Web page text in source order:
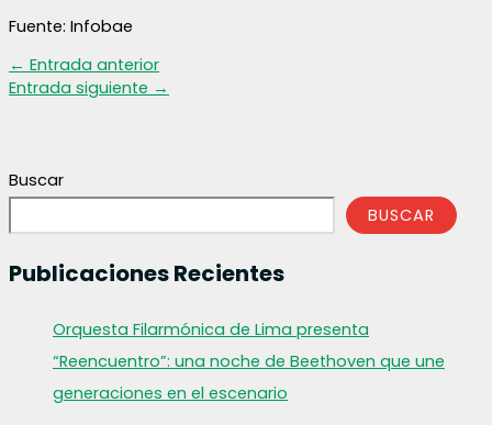
Fuente: Infobae
← Entrada anterior
Entrada siguiente →
Buscar
BUSCAR
Publicaciones Recientes
Orquesta Filarmónica de Lima presenta
“Reencuentro”: una noche de Beethoven que une
generaciones en el escenario